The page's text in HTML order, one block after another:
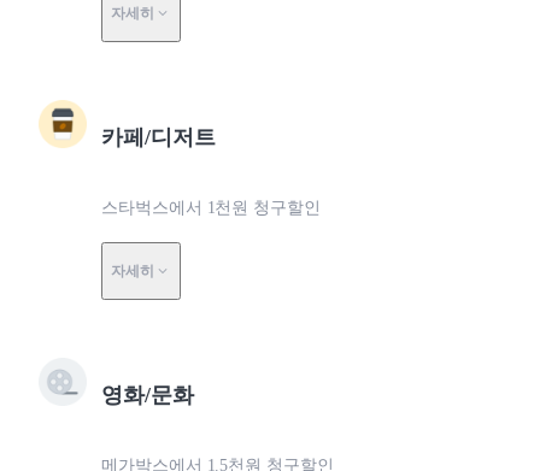
자세히
카페/디저트
스타벅스에서 1천원 청구할인
자세히
영화/문화
메가박스에서 1.5천원 청구할인